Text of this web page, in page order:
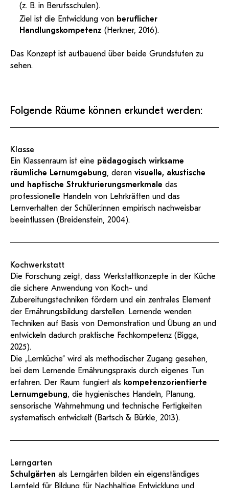
(z. B. in Berufsschulen).
Ziel ist die Entwicklung von beruflicher
Handlungskompetenz (Herkner, 2016).
Das Konzept ist aufbauend über beide Grundstufen zu
sehen.
Folgende Räume können erkundet werden:
Klasse
Ein Klassenraum ist eine pädagogisch wirksame
räumliche Lernumgebung, deren visuelle, akustische
und haptische Strukturierungsmerkmale das
professionelle Handeln von Lehrkräften und das
Lernverhalten der Schüler:innen empirisch nachweisbar
beeinflussen (Breidenstein, 2004).
Kochwerkstatt
Die Forschung zeigt, dass Werkstattkonzepte in der Küche
die sichere Anwendung von Koch- und
Zubereitungstechniken fördern und ein zentrales Element
der Ernährungsbildung darstellen. Lernende wenden
Techniken auf Basis von Demonstration und Übung an und
entwickeln dadurch praktische Fachkompetenz (Bigga,
2025).
Die „Lernküche“ wird als methodischer Zugang gesehen,
bei dem Lernende Ernährungspraxis durch eigenes Tun
erfahren. Der Raum fungiert als kompetenzorientierte
Lernumgebung, die hygienisches Handeln, Planung,
sensorische Wahrnehmung und technische Fertigkeiten
systematisch entwickelt (Bartsch & Bürkle, 2013).
Lerngarten
Schulgärten als Lerngärten bilden ein eigenständiges